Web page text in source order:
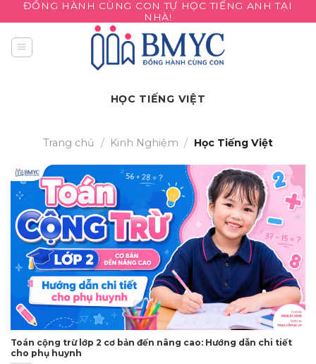
to
content
ĐỒNG HÀNH CÙNG CON TỰ HỌC TIẾNG ANH TẠI
NHÀ!
HỌC TIẾNG VIỆT
Trang chủ / Kinh Nghiệm / Học Tiếng Việt
Toán cộng trừ lớp 2 cơ bản đến nâng cao: Hướng dẫn chi tiết
cho phụ huynh